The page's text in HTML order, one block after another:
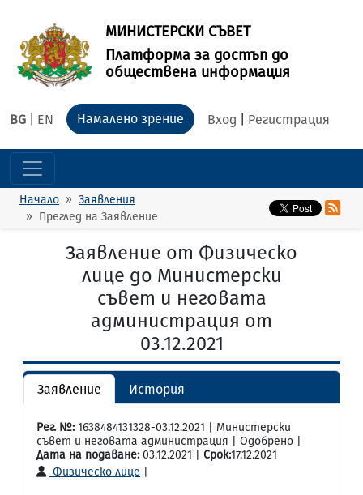
МИНИСТЕРСКИ СЪВЕТ
Платформа за достъп до
обществена информация
BG EN Вход Регистрация
Намалено зрение
Начало
Заявления
Преглед на Заявление
Заявление от Физическо
лице до Министерски
съвет и неговата
администрация от
03.12.2021
Заявление История
Рег. №: 1638484131328-03.12.2021 | Министерски
съвет и неговата администрация | Одобрено |
Дата на подаване: 03.12.2021 | Срок:17.12.2021
Физическо лице